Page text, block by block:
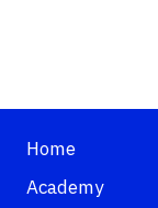
Home
Academy